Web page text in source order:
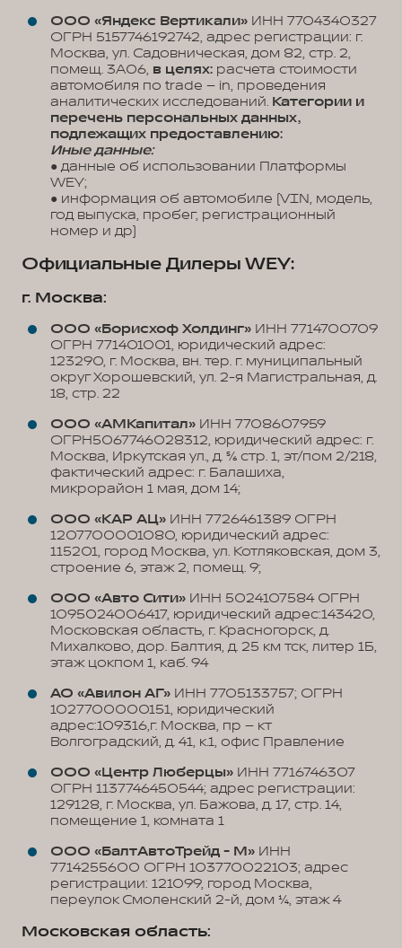
ООО «Яндекс Вертикали» ИНН 7704340327
ОГРН 5157746192742, адрес регистрации: г.
Москва, ул. Садовническая, дом 82, стр. 2,
помещ. 3А06, в целях: расчета стоимости
автомобиля по trade – in, проведения
аналитических исследований. Категории и
перечень персональных данных,
подлежащих предоставлению:
Иные данные:
● данные об использовании Платформы
WEY;
● информация об автомобиле (VIN, модель,
год выпуска, пробег, регистрационный
номер и др)
Официальные Дилеры WEY:
г. Москва:
ООО «Борисхоф Холдинг» ИНН 7714700709
ОГРН 771401001, юридический адрес:
123290, г. Москва, вн. тер. г. муниципальный
округ Хорошевский, ул. 2-я Магистральная, д.
18, стр. 22
ООО «АМКапитал» ИНН 7708607959
ОГРН5067746028312, юридический адрес: г.
Москва, Иркутская ул., д. 5/6 стр. 1, эт/пом 2/218,
фактический адрес: г. Балашиха,
микрорайон 1 мая, дом 14;
ООО «КАР АЦ» ИНН 7726461389 ОГРН
1207700001080, юридический адрес:
115201, город Москва, ул. Котляковская, дом 3,
строение 6, этаж 2, помещ. 9;
ООО «Авто Сити» ИНН 5024107584 ОГРН
1095024006417, юридический адрес:143420,
Московская область, г. Красногорск, д.
Михалково, дор. Балтия, д. 25 км тск, литер 1Б,
этаж цокпом 1, каб. 94
АО «Авилон АГ» ИНН 7705133757; ОГРН
1027700000151, юридический
адрес:109316,г. Москва, пр – кт
Волгоградский, д. 41, к.1, офис Правление
ООО «Центр Люберцы» ИНН 7716746307
ОГРН 1137746450544; адрес регистрации:
129128, г. Москва, ул. Бажова, д. 17, стр. 14,
помещение 1, комната 1
ООО «БалтАвтоТрейд - М» ИНН
7714255600 ОГРН 103770022103; адрес
регистрации: 121099, город Москва,
переулок Смоленский 2-й, дом 1/4, этаж 4
Московская область: